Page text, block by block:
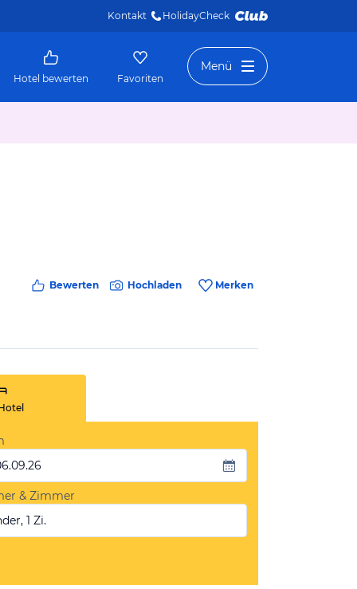
Kontakt HolidayCheck
Hotel bewerten Favoriten
Menü
Bewerten Hochladen Merken
& Zimmer
1 Zi.